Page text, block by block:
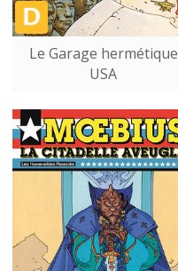
Le Garage hermétique
USA